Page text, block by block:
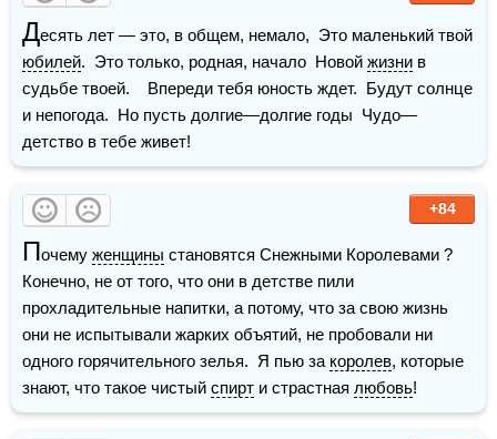
Д
юбилей.  Это только, родная, начало  Новой жизни в
судьбе твоей.    Впереди тебя юность ждет.  Будут солнце
и непогода.  Но пусть долгие—долгие годы  Чудо—
детство в тебе живет!
+84
Почему женщины становятся Снежными Королевами ?
Конечно, не от того, что они в детстве пили
прохладительные напитки, а потому, что за свою жизнь
они не испытывали жарких объятий, не пробовали ни
одного горячительного зелья.  Я пью за королев, которые
знают, что такое чистый спирт и страстная любовь!